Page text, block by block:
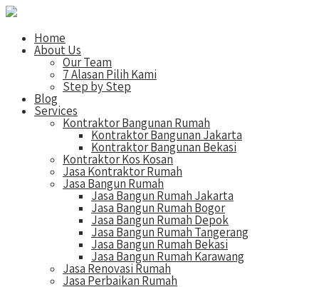
Home
About Us
Our Team
7 Alasan Pilih Kami
Step by Step
Blog
Services
Kontraktor Bangunan Rumah
Kontraktor Bangunan Jakarta
Kontraktor Bangunan Bekasi
Kontraktor Kos Kosan
Jasa Kontraktor Rumah
Jasa Bangun Rumah
Jasa Bangun Rumah Jakarta
Jasa Bangun Rumah Bogor
Jasa Bangun Rumah Depok
Jasa Bangun Rumah Tangerang
Jasa Bangun Rumah Bekasi
Jasa Bangun Rumah Karawang
Jasa Renovasi Rumah
Jasa Perbaikan Rumah